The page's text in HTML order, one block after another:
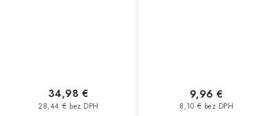
28,44 € bez DPH
34,98 €
8,10 € bez DPH
9,96 €